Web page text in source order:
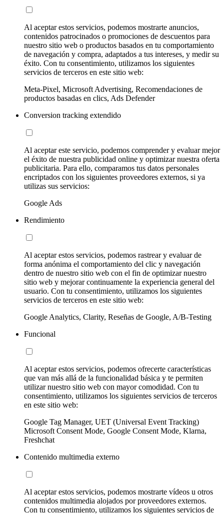
Al aceptar estos servicios, podemos mostrarte anuncios,
contenidos patrocinados o promociones de descuentos para
nuestro sitio web o productos basados en tu comportamiento
de navegación y compra, adaptados a tus intereses, y medir su
éxito. Con tu consentimiento, utilizamos los siguientes
servicios de terceros en este sitio web:
Meta-Pixel, Microsoft Advertising, Recomendaciones de
productos basadas en clics, Ads Defender
Conversion tracking extendido
Al aceptar este servicio, podemos comprender y evaluar mejor
el éxito de nuestra publicidad online y optimizar nuestra oferta
publicitaria. Para ello, comparamos tus datos personales
encriptados con los siguientes proveedores externos, si ya
utilizas sus servicios:
Google Ads
Rendimiento
Al aceptar estos servicios, podemos rastrear y evaluar de
forma anónima el comportamiento del clic y navegación
dentro de nuestro sitio web con el fin de optimizar nuestro
sitio web y mejorar continuamente la experiencia general del
usuario. Con tu consentimiento, utilizamos los siguientes
servicios de terceros en este sitio web:
Google Analytics, Clarity, Reseñas de Google, A/B-Testing
Funcional
Al aceptar estos servicios, podemos ofrecerte características
que van más allá de la funcionalidad básica y te permiten
utilizar nuestro sitio web con mayor comodidad. Con tu
consentimiento, utilizamos los siguientes servicios de terceros
en este sitio web:
Google Tag Manager, UET (Universal Event Tracking)
Microsoft Consent Mode, Google Consent Mode, Klarna,
Freshchat
Contenido multimedia externo
Al aceptar estos servicios, podemos mostrarte vídeos u otros
contenidos multimedia alojados por proveedores externos.
Con tu consentimiento, utilizamos los siguientes servicios de